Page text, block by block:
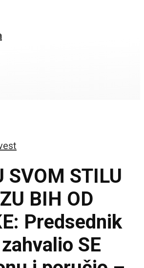
SVOM STILU
BIH OD
Predsednik
SE